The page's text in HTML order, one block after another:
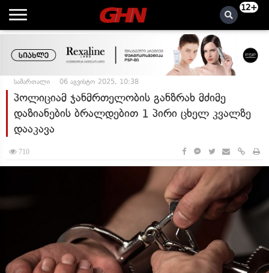
12+
სამართალი 06 აგვისტო 2025, 10:38
პოლიციამ ჯანმრთელობის განზრახ მძიმე
დაზიანების ბრალდებით 1 პირი ცხელ კვალზე
დააკავა
710